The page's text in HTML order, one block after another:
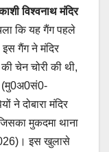
विश्वनाथ मंदिर
कि यह गैंग पहले
इस गैंग ने मंदिर
चेन चोरी की थी,
(मु0अ0सं0-
ने दोबारा मंदिर
मुकदमा थाना
इस खुलासे